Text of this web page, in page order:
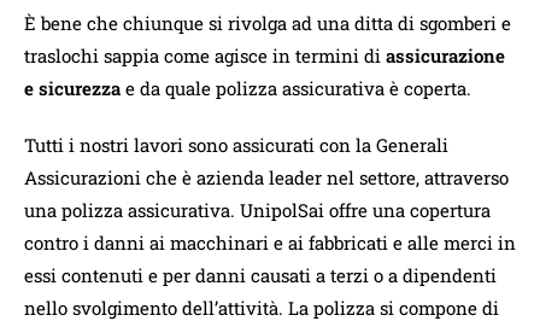
È bene che chiunque si rivolga ad una ditta di sgomberi e
traslochi sappia come agisce in termini di assicurazione
e sicurezza e da quale polizza assicurativa è coperta.
Tutti i nostri lavori sono assicurati con la Generali
Assicurazioni che è azienda leader nel settore, attraverso
una polizza assicurativa. UnipolSai offre una copertura
contro i danni ai macchinari e ai fabbricati e alle merci in
essi contenuti e per danni causati a terzi o a dipendenti
nello svolgimento dell’attività. La polizza si compone di